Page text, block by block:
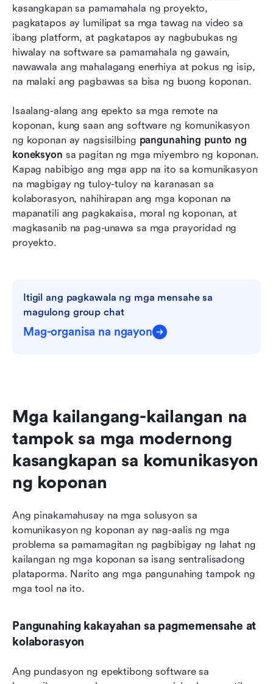
kasangkapan sa pamamahala ng proyekto,
pagkatapos ay lumilipat sa mga tawag na video sa
ibang platform, at pagkatapos ay nagbubukas ng
hiwalay na software sa pamamahala ng gawain,
nawawala ang mahalagang enerhiya at pokus ng isip,
na malaki ang pagbawas sa bisa ng buong koponan.
Isaalang-alang ang epekto sa mga remote na
koponan, kung saan ang software ng komunikasyon
ng koponan ay nagsisilbing pangunahing punto ng
koneksyon sa pagitan ng mga miyembro ng koponan.
Kapag nabibigo ang mga app na ito sa komunikasyon
na magbigay ng tuloy-tuloy na karanasan sa
kolaborasyon, nahihirapan ang mga koponan na
mapanatili ang pagkakaisa, moral ng koponan, at
magkasanib na pag-unawa sa mga prayoridad ng
proyekto.
Itigil ang pagkawala ng mga mensahe sa
magulong group chat
Mag-organisa na ngayon
Mga kailangang-kailangan na
tampok sa mga modernong
kasangkapan sa komunikasyon
ng koponan
Ang pinakamahusay na mga solusyon sa
komunikasyon ng koponan ay nag-aalis ng mga
problema sa pamamagitan ng pagbibigay ng lahat ng
kailangan ng mga koponan sa isang sentralisadong
plataporma. Narito ang mga pangunahing tampok ng
mga tool na ito.
Pangunahing kakayahan sa pagmemensahe at
kolaborasyon
Ang pundasyon ng epektibong software sa